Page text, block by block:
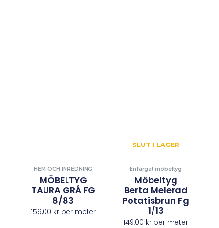
HEM OCH INREDNING
MÖBELTYG
TAURA GRÅ FG
8/83
159,00 krper meter
SLUT I LAGER
Enfärgat möbeltyg
Möbeltyg
Berta Melerad
Potatisbrun Fg
1/13
149,00 kr per meter